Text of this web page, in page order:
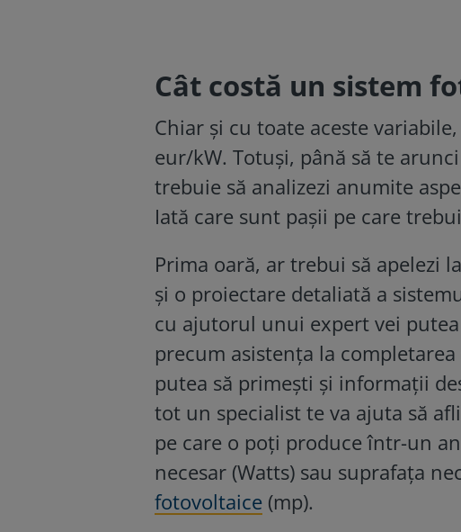
Cât costă un sistem
Chiar și cu toate aceste
eur/kW. Totuși, până să te
trebuie să analizezi anumite
Iată care sunt pașii pe care
Prima oară, ar trebui să apelezi
și o proiectare detaliată a
cu ajutorul unui expert vei
precum asistența la
putea să primești și informații
tot un specialist te va ajuta să
pe care o poți produce într-un
necesar (Watts) sau suprafața
fotovoltaice (mp).